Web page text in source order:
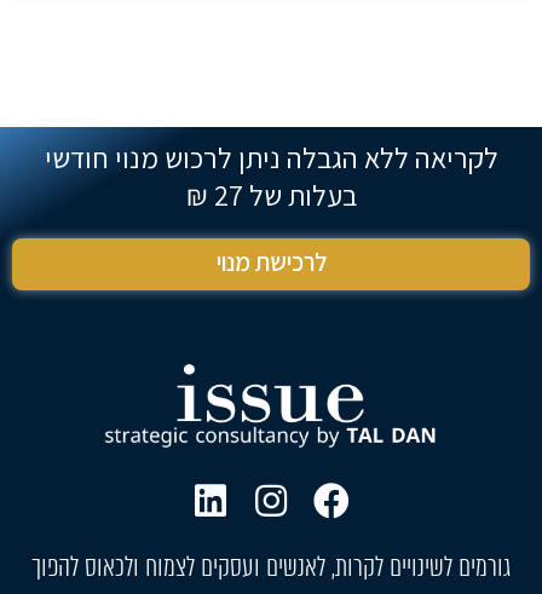
לקריאה ללא הגבלה ניתן לרכוש מנוי חודשי
בעלות של 27 ₪
לרכישת מנוי
גורמים לשינויים לקרות, לאנשים ועסקים לצמוח ולכאוס להפוך